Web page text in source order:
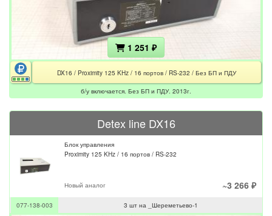
1 251 ₽
DX16 / Proximity 125 KHz / 16 портов / RS-232 / Без БП и ПДУ
б/у включается. Без БП и ПДУ. 2013г.
Detex line DX16
Блок управления
Proximity 125 KHz / 16 портов / RS-232
Новый аналог ~3 266 ₽
077-138-003
3 шт на _Шереметьево-1